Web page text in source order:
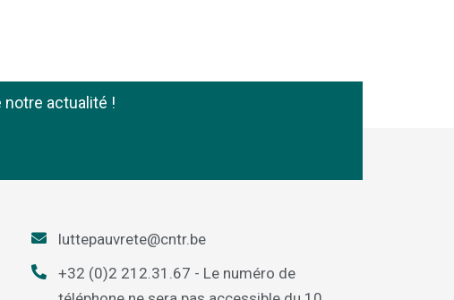
notre actualité !
luttepauvrete@cntr.be
+32 (0)2 212.31.67 - Le numéro de